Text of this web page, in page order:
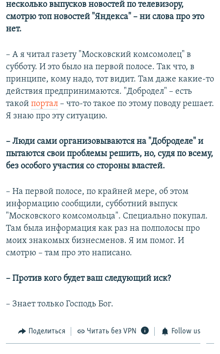
несколько выпусков новостей по телевизору,
смотрю топ новостей "Яндекса" – ни слова про это
нет.
– А я читал газету "Московский комсомолец" в
субботу. И это было на первой полосе. Так что, в
принципе, кому надо, тот видит. Там даже какие-то
действия предпринимаются. "Добродел" – есть
такой портал – что-то такое по этому поводу решает.
Я знаю про эту ситуацию.
– Люди сами организовываются на "Доброделе" и
пытаются свои проблемы решить, но, судя по всему,
без особого участия со стороны властей.
– На первой полосе, по крайней мере, об этом
информацию сообщили, субботний выпуск
"Московского комсомольца". Специально покупал.
Там была информация как раз на полполосы про
моих знакомых бизнесменов. Я им помог. И
смотрю – там про это написано.
– Против кого будет ваш следующий иск?
– Знает только Господь Бог.
Поделиться Читать без VPN Follow us